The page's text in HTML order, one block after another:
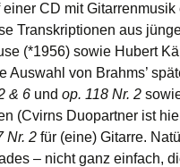
CD mit
Transkriptionen aus
(*1956) sowie Hubert
Auswahl von Brahms’
& 6 und op. 118 Nr. 2
(Cvirns Duopartner ist
Nr. 2 für (eine) Gitarre.
– nicht ganz einfach,